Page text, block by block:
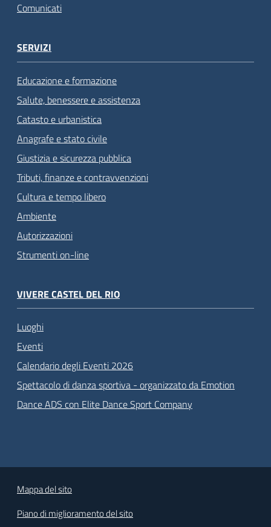
Comunicati
SERVIZI
Educazione e formazione
Salute, benessere e assistenza
Catasto e urbanistica
Anagrafe e stato civile
Giustizia e sicurezza pubblica
Tributi, finanze e contravvenzioni
Cultura e tempo libero
Ambiente
Autorizzazioni
Strumenti on-line
VIVERE CASTEL DEL RIO
Luoghi
Eventi
Calendario degli Eventi 2026
Spettacolo di danza sportiva - organizzato da Emotion
Dance ADS con Elite Dance Sport Company
Mappa del sito
Piano di miglioramento del sito